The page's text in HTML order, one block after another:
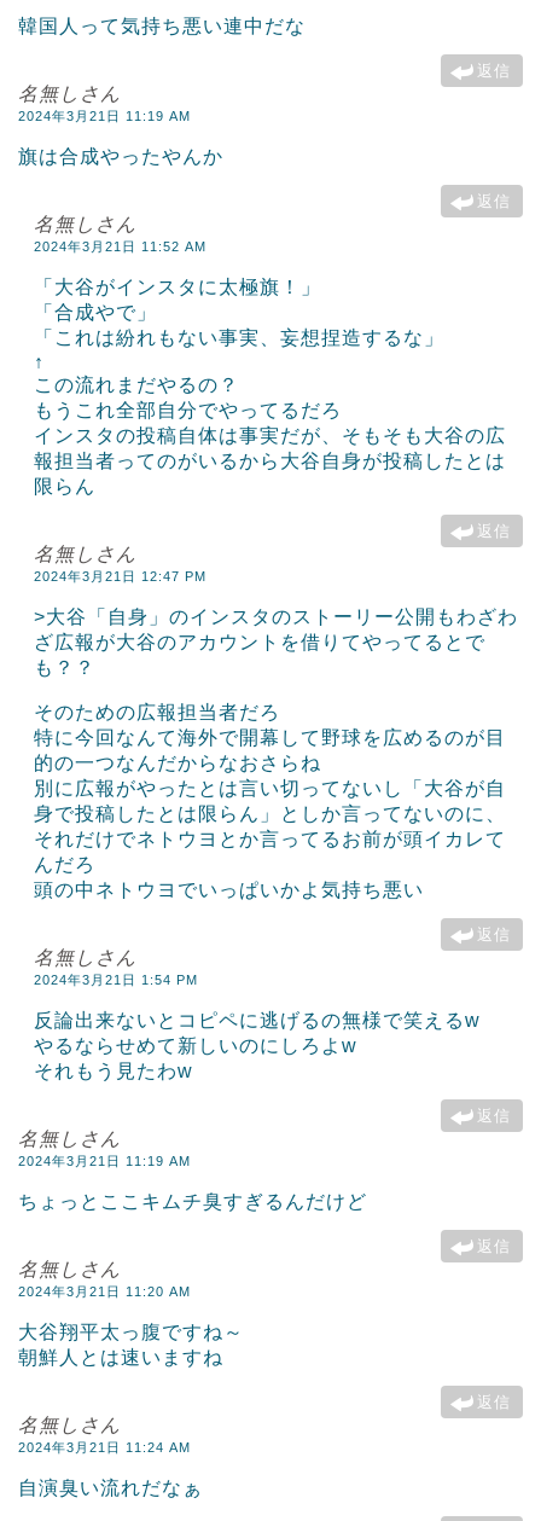
韓国人って気持ち悪い連中だな
返信
名無しさん
2024年3月21日 11:19 AM
旗は合成やったやんか
返信
名無しさん
2024年3月21日 11:52 AM
「大谷がインスタに太極旗！」
「合成やで」
「これは紛れもない事実、妄想捏造するな」
↑
この流れまだやるの？
もうこれ全部自分でやってるだろ
インスタの投稿自体は事実だが、そもそも大谷の広
報担当者ってのがいるから大谷自身が投稿したとは
限らん
返信
名無しさん
2024年3月21日 12:47 PM
>大谷「自身」のインスタのストーリー公開もわざわ
ざ広報が大谷のアカウントを借りてやってるとで
も？？
そのための広報担当者だろ
特に今回なんて海外で開幕して野球を広めるのが目
的の一つなんだからなおさらね
別に広報がやったとは言い切ってないし「大谷が自
身で投稿したとは限らん」としか言ってないのに、
それだけでネトウヨとか言ってるお前が頭イカレて
んだろ
頭の中ネトウヨでいっぱいかよ気持ち悪い
返信
名無しさん
2024年3月21日 1:54 PM
反論出来ないとコピペに逃げるの無様で笑えるw
やるならせめて新しいのにしろよw
それもう見たわw
返信
名無しさん
2024年3月21日 11:19 AM
ちょっとここキムチ臭すぎるんだけど
返信
名無しさん
2024年3月21日 11:20 AM
大谷翔平太っ腹ですね～
朝鮮人とは速いますね
返信
名無しさん
2024年3月21日 11:24 AM
自演臭い流れだなぁ